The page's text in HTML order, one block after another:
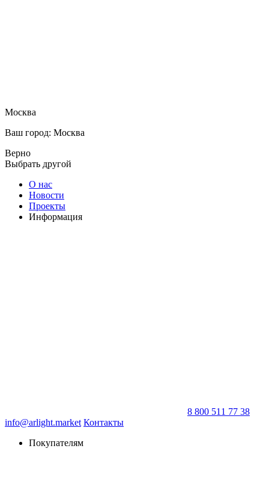
Москва
Ваш город: Москва
Верно
Выбрать другой
О нас
Новости
Проекты
Информация
8 800 511 77 38
info@arlight.market Контакты
Покупателям